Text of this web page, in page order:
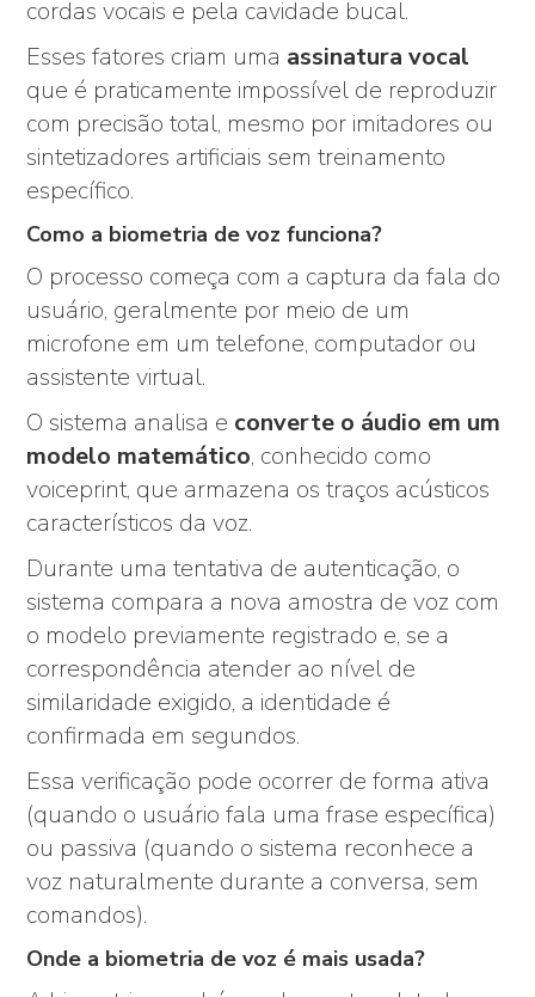
cordas vocais e pela cavidade bucal.
Esses fatores criam uma assinatura vocal
que é praticamente impossível de reproduzir
com precisão total, mesmo por imitadores ou
sintetizadores artificiais sem treinamento
específico.
Como a biometria de voz funciona?
O processo começa com a captura da fala do
usuário, geralmente por meio de um
microfone em um telefone, computador ou
assistente virtual.
O sistema analisa e converte o áudio em um
modelo matemático, conhecido como
voiceprint, que armazena os traços acústicos
característicos da voz.
Durante uma tentativa de autenticação, o
sistema compara a nova amostra de voz com
o modelo previamente registrado e, se a
correspondência atender ao nível de
similaridade exigido, a identidade é
confirmada em segundos.
Essa verificação pode ocorrer de forma ativa
(quando o usuário fala uma frase específica)
ou passiva (quando o sistema reconhece a
voz naturalmente durante a conversa, sem
comandos).
Onde a biometria de voz é mais usada?